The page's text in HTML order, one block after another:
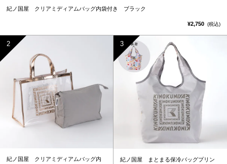
紀ノ国屋 クリアミディアムバッグ内袋付き ブラック
¥2,750 (税込)
紀ノ国屋 クリアミディアムバッグ内
紀ノ国屋 まとまる保冷バッグプリン